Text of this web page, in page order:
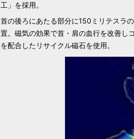
工」を採用。
首の後ろにあたる部分に150ミリテスラ
置。磁気の効果で首・肩の血行を改善し
を配合したリサイクル磁石を使用。